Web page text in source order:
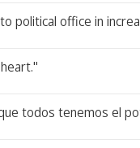
political office in
todos tenemos el